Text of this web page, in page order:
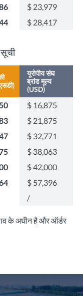
$ 23,979
$ 28,417
यूरोपीय संघ
ब्रांड मूल्य
(USD)
$ 16,875
$ 21,875
$ 32,771
$ 38,063
$ 42,000
$ 57,396
/
के अधीन है और ऑर्डर